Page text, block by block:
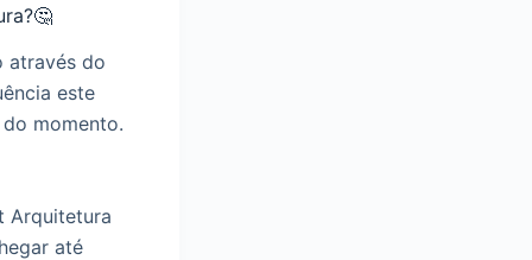
através do
este
momento.
Arquitetura
até